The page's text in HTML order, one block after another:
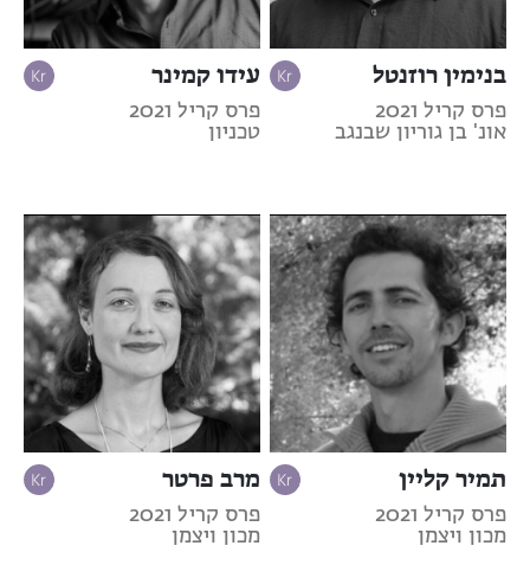
בנימין רוזנטל
פרס קריל 2021
אונ' בן גוריון שבנגב
עידו קמינר
פרס קריל 2021
טכניון
תמיר קליין
פרס קריל 2021
מכון ויצמן
מרב פרטר
פרס קריל 2021
מכון ויצמן